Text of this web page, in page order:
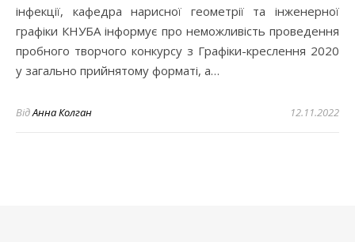
інфекції, кафедра нарисної геометрії та інженерної
графіки КНУБА інформує про неможливість проведення
пробного творчого конкурсу з Графіки-креслення 2020
у загально прийнятому форматі, а…
ВідАнна Колган 12.11.2022